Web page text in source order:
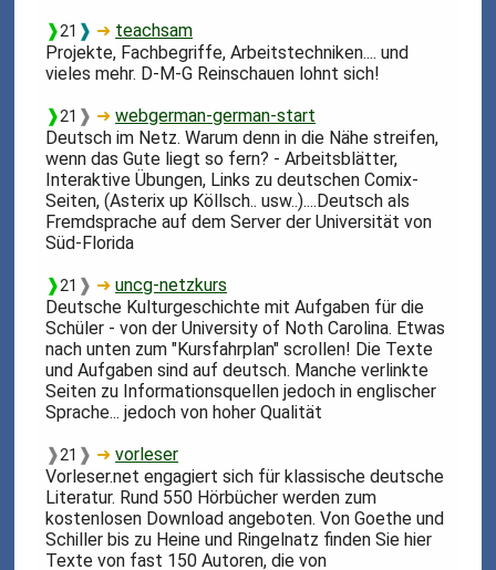
❱21 ❱ ➜ teachsam
Projekte, Fachbegriffe, Arbeitstechniken.... und
vieles mehr. D-M-G Reinschauen lohnt sich!
❱21 ❱ ➜webgerman-german-start
Deutsch im Netz. Warum denn in die Nähe streifen,
wenn das Gute liegt so fern? - Arbeitsblätter,
Interaktive Übungen, Links zu deutschen Comix-
Seiten, (Asterix up Köllsch.. usw..)....Deutsch als
Fremdsprache auf dem Server der Universität von
Süd-Florida
❱21 ❱ ➜uncg-netzkurs
Deutsche Kulturgeschichte mit Aufgaben für die
Schüler - von der University of Noth Carolina. Etwas
nach unten zum "Kursfahrplan" scrollen! Die Texte
und Aufgaben sind auf deutsch. Manche verlinkte
Seiten zu Informationsquellen jedoch in englischer
Sprache... jedoch von hoher Qualität
❱21 ❱ ➜vorleser
Vorleser.net engagiert sich für klassische deutsche
Literatur. Rund 550 Hörbücher werden zum
kostenlosen Download angeboten. Von Goethe und
Schiller bis zu Heine und Ringelnatz finden Sie hier
Texte von fast 150 Autoren, die von